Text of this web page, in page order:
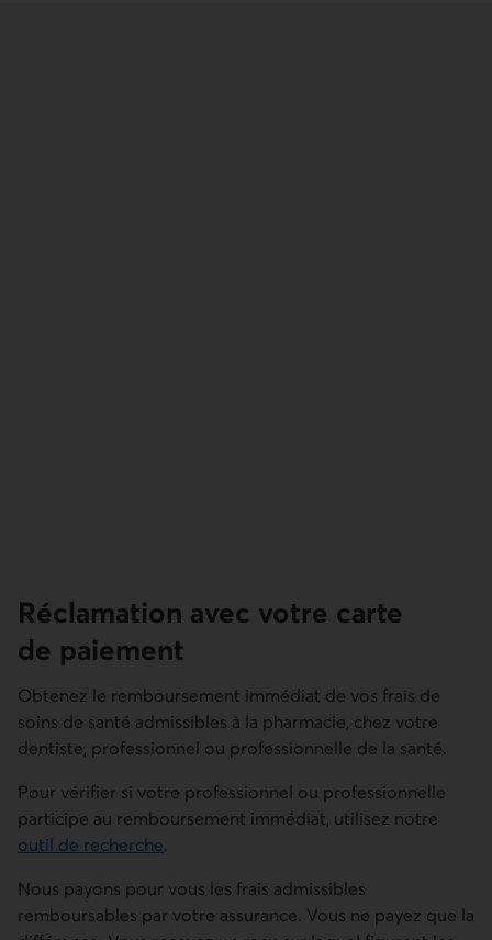
soins de santé admissibles à la pharmacie, chez votre
dentiste, professionnel ou professionnelle de la santé.
participe au remboursement immédiat, utilisez notre
outil de recherche
remboursables par votre assurance. Vous ne payez que la
différence. Vous recevez un reçu sur lequel figurent les
renseignements relatifs à votre réclamation. Conservez-
le pour vos impôts.
Où trouver votre carte?